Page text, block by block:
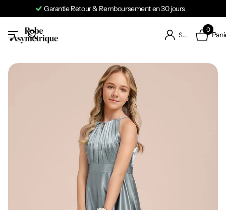
Garantie Retour & Remboursement en 30 jours
S'identifier
0